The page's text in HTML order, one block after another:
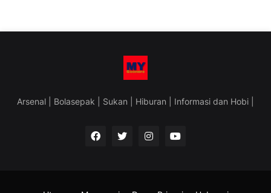
Arsenal | Bolasepak | Sukan | Hiburan | Informasi dan Hobi |